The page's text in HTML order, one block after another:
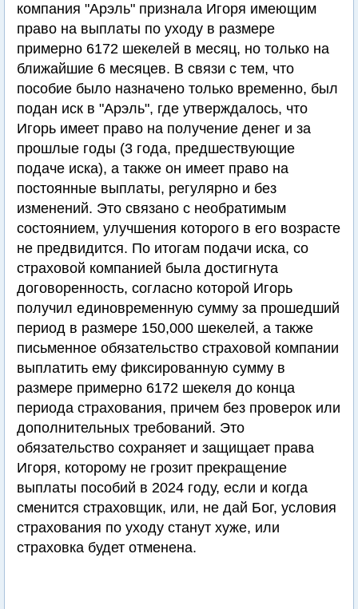
компания "Арэль" признала Игоря имеющим
право на выплаты по уходу в размере
примерно 6172 шекелей в месяц, но только на
ближайшие 6 месяцев. В связи с тем, что
пособие было назначено только временно, был
подан иск в "Арэль", где утверждалось, что
Игорь имеет право на получение денег и за
прошлые годы (3 года, предшествующие
подаче иска), а также он имеет право на
постоянные выплаты, регулярно и без
изменений. Это связано с необратимым
состоянием, улучшения которого в его возрасте
не предвидится. По итогам подачи иска, со
страховой компанией была достигнута
договоренность, согласно которой Игорь
получил единовременную сумму за прошедший
период в размере 150,000 шекелей, а также
письменное обязательство страховой компании
выплатить ему фиксированную сумму в
размере примерно 6172 шекеля до конца
периода страхования, причем без проверок или
дополнительных требований. Это
обязательство сохраняет и защищает права
Игоря, которому не грозит прекращение
выплаты пособий в 2024 году, если и когда
сменится страховщик, или, не дай Бог, условия
страхования по уходу станут хуже, или
страховка будет отменена.